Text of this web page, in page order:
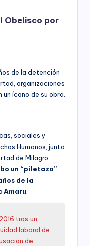
Obelisco por
de la detención
organizaciones
ícono de su obra.
sociales y
Humanos, junto
de Milagro
un “piletazo”
de la
Amaru.
tras un
laboral de
de